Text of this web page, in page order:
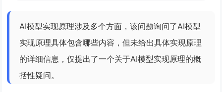
AI模型实现原理涉及多个方面，该问题询问了AI模型
实现原理具体包含哪些内容，但未给出具体实现原理
的详细信息，仅提出了一个关于AI模型实现原理的概
括性疑问。